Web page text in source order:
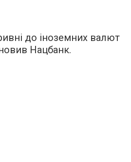
до іноземних валют
Нацбанк.